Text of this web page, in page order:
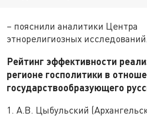
– пояснили аналитики Центра
этнорелигиозных исследований.
Рейтинг эффективности
регионе госполитики в
государствообразующего
1. А.В. Цыбульский